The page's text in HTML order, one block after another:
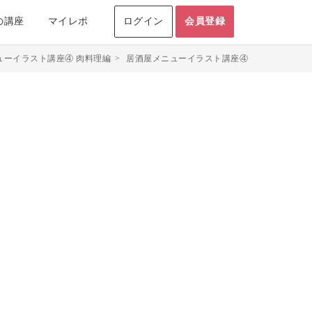
講座 マイレポ ログイン 会員登録
ーイラスト講座④ 肉料理編 > 居酒屋メニューイラスト講座④ 肉料理編のマ